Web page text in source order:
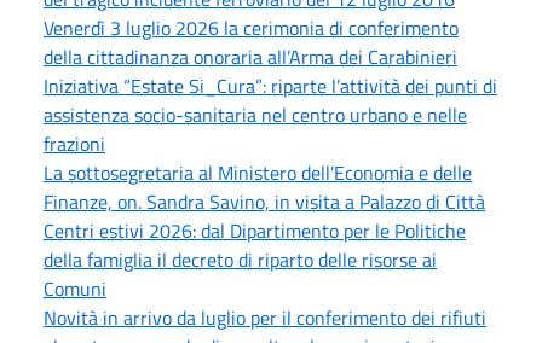
Venerdì 3 luglio 2026 la cerimonia di conferimento
della cittadinanza onoraria all’Arma dei Carabinieri
Iniziativa “Estate Si_Cura”: riparte l’attività dei punti di
assistenza socio-sanitaria nel centro urbano e nelle
frazioni
La sottosegretaria al Ministero dell’Economia e delle
Finanze, on. Sandra Savino, in visita a Palazzo di Città
Centri estivi 2026: dal Dipartimento per le Politiche
della famiglia il decreto di riparto delle risorse ai
Comuni
Novità in arrivo da luglio per il conferimento dei rifiuti